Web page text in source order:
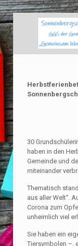
30
haben in den
Gemeinde und
miteinander
Thematisch
aus aller Welt“.
Corona zum
unheimlich viel
Sie haben ein
Tiersymbolen –,